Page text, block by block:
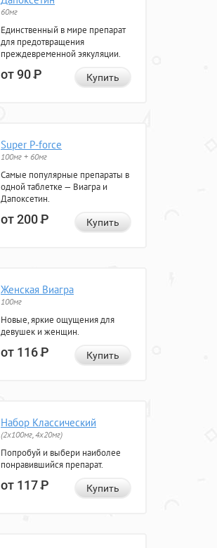
60мг
Единственный в мире препарат
для предотвращения
преждевременной эякуляции.
от 90Р Купить
Super P-force
100мг + 60мг
Самые популярные препараты в
одной таблетке — Виагра и
Дапоксетин.
от 200Р Купить
Женская Виагра
100мг
Новые, яркие ощущения для
девушек и женщин.
от 116Р Купить
Набор Классический
(2x100мг, 4x20мг)
Попробуй и выбери наиболее
понравившийся препарат.
от 117Р Купить